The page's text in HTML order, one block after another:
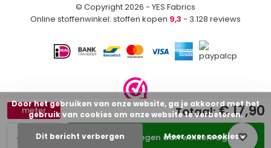
+
-
meter
Toevoegen aan winkelwagen
Totaal:€ 17,90
© Copyright 2026 - YES Fabrics
Online stoffenwinkel: stoffen kopen 9,3 - 3.128 reviews
Door het gebruiken van onze website, ga je akkoord met het
gebruik van cookies om onze website te verbeteren.
Dit bericht verbergen Meer over cookies »